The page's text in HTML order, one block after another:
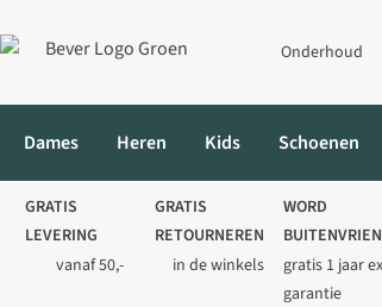
Onderhoud
Dames Heren Kids Schoenen
GRATIS
LEVERING
vanaf 50,-
GRATIS
RETOURNEREN
in de winkels
WORD
gratis 1 jaar
garantie